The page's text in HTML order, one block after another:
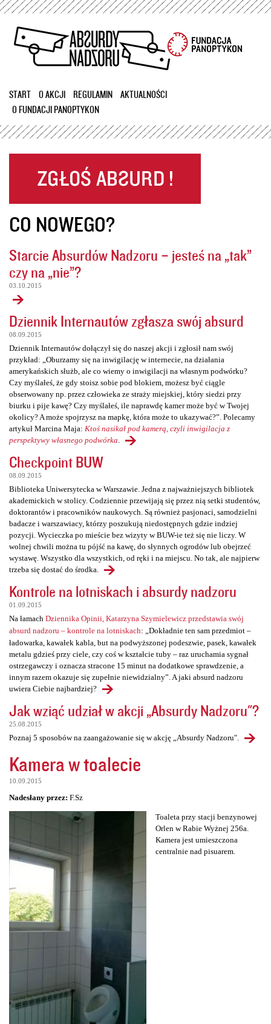
Przejdź
treści
START O AKCJI REGULAMIN
AKTUALNOŚCI
O FUNDACJI PANOPTYKON
CO NOWEGO?
Starcie Absurdów Nadzoru – jesteś na „tak”
czy na „nie”?
03.10.2015
Dziennik Internautów zgłasza swój absurd
08.09.2015
Dziennik Internautów dołączył się do naszej akcji i zgłosił nam swój
przykład: „Oburzamy się na inwigilację w internecie, na działania
amerykańskich służb, ale co wiemy o inwigilacji na własnym podwórku?
Czy myślałeś, że gdy stoisz sobie pod blokiem, możesz być ciągle
obserwowany np. przez człowieka ze straży miejskiej, który siedzi przy
biurku i pije kawę? Czy myślałeś, ile naprawdę kamer może być w Twojej
okolicy? A może spojrzysz na mapkę, która może to ukazywać?”. Polecamy
artykuł Marcina Maja: Ktoś nasikał pod kamerą, czyli inwigilacja z
perspektywy własnego podwórka
Checkpoint BUW
08.09.2015
Biblioteka Uniwersytecka w Warszawie. Jedna z najważniejszych bibliotek
akademickich w stolicy. Codziennie przewijają się przez nią setki studentów,
doktorantów i pracowników naukowych. Są również pasjonaci, samodzielni
badacze i warszawiacy, którzy poszukują niedostępnych gdzie indziej
pozycji. Wycieczka po mieście bez wizyty w BUW-ie też się nie liczy. W
wolnej chwili można tu pójść na kawę, do słynnych ogrodów lub obejrzeć
wystawę. Wszystko dla wszystkich, od ręki i na miejscu. No tak, ale najpierw
trzeba się dostać do środka.
Kontrole na lotniskach i absurdy nadzoru
01.09.2015
Na łamach Dziennika Opinii, Katarzyna Szymielewicz przedstawia swój
absurd nadzoru – kontrole na lotniskach: „Dokładnie ten sam przedmiot –
ładowarka, kawałek kabla, but na podwyższonej podeszwie, pasek, kawałek
metalu gdzieś przy ciele, czy coś w kształcie tuby – raz uruchamia sygnał
ostrzegawczy i oznacza stracone 15 minut na dodatkowe sprawdzenie, a
innym razem okazuje się zupełnie niewidzialny”. A jaki absurd nadzoru
uwiera Ciebie najbardziej?
Jak wziąć udział w akcji „Absurdy Nadzoru"?
25.08.2015
Poznaj 5 sposobów na zaangażowanie się w akcję „Absurdy Nadzoru".
Kamera w toalecie
10.09.2015
Nadesłany przez: F.Sz
Toaleta przy stacji benzynowej
Orlen w Rabie Wyżnej 256a.
Kamera jest umieszczona
centralnie nad pisuarem.